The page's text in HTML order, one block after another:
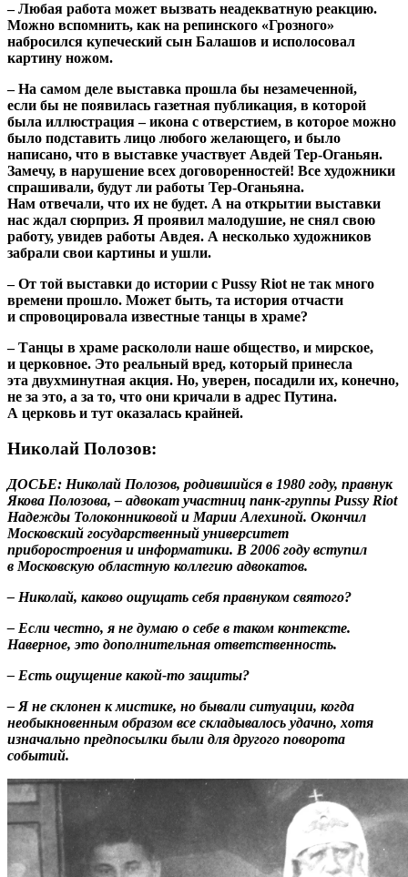
– Любая работа может вызвать неадекватную реакцию.
Можно вспомнить, как на репинского «Грозного»
набросился купеческий сын Балашов и исполосовал
картину ножом.
– На самом деле выставка прошла бы незамеченной,
если бы не появилась газетная публикация, в которой
была иллюстрация – икона с отверстием, в которое можно
было подставить лицо любого желающего, и было
написано, что в выставке участвует Авдей Тер-Оганьян.
Замечу, в нарушение всех договоренностей! Все художники
спрашивали, будут ли работы Тер-Оганьяна.
Нам отвечали, что их не будет. А на открытии выставки
нас ждал сюрприз. Я проявил малодушие, не снял свою
работу, увидев работы Авдея. А несколько художников
забрали свои картины и ушли.
– От той выставки до истории с Pussy Riot не так много
времени прошло. Может быть, та история отчасти
и спровоцировала известные танцы в храме?
– Танцы в храме раскололи наше общество, и мирское,
и церковное. Это реальный вред, который принесла
эта двухминутная акция. Но, уверен, посадили их, конечно,
не за это, а за то, что они кричали в адрес Путина.
А церковь и тут оказалась крайней.
Николай Полозов:
ДОСЬЕ: Николай Полозов, родившийся в 1980 году, правнук
Якова Полозова, – адвокат участниц панк-группы Pussy Riot
Надежды Толоконниковой и Марии Алехиной. Окончил
Московский государственный университет
приборостроения и информатики. В 2006 году вступил
в Московскую областную коллегию адвокатов.
– Николай, каково ощущать себя правнуком святого?
– Если честно, я не думаю о себе в таком контексте.
Наверное, это дополнительная ответственность.
– Есть ощущение какой-то защиты?
– Я не склонен к мистике, но бывали ситуации, когда
необыкновенным образом все складывалось удачно, хотя
изначально предпосылки были для другого поворота
событий.